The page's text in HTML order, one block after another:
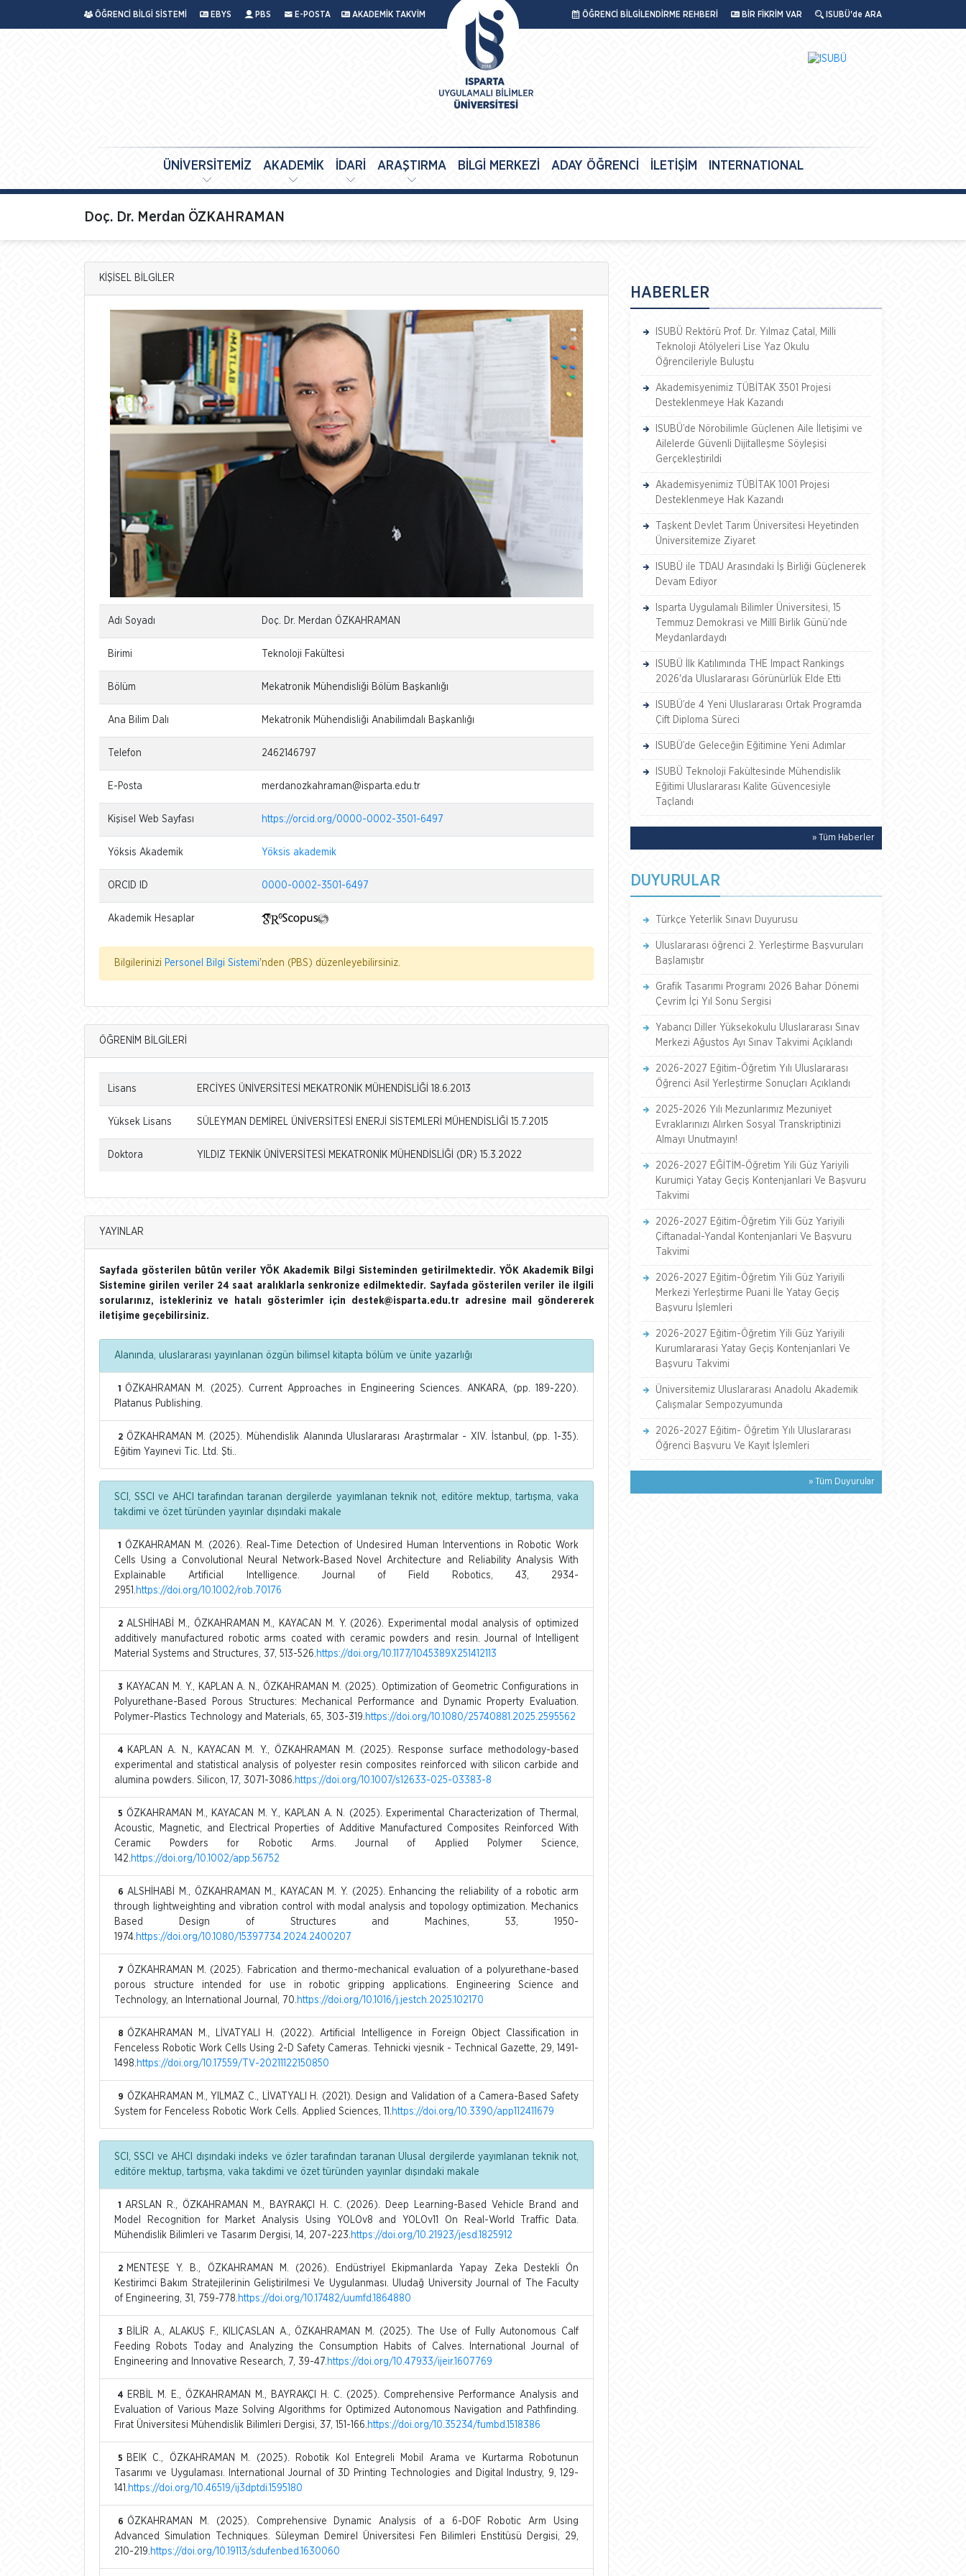
ÖĞRENCİ BİLGİ SİSTEMİ EBYS PBS E-POSTA AKADEMİK TAKVİM ÖĞRENCİ BİLGİLENDİRME REHBERİ BİR FİKRİM VAR ISUBÜ'de ARA
ÜNİVERSİTEMİZ AKADEMİK İDARİ ARAŞTIRMA BİLGİ MERKEZİ ADAY ÖĞRENCİ İLETİŞİM INTERNATIONAL
Doç. Dr. Merdan ÖZKAHRAMAN
KİŞİSEL BİLGİLER
Adı Soyadı Doç. Dr. Merdan ÖZKAHRAMAN
Birimi Teknoloji Fakültesi
Bölüm Mekatronik Mühendisliği Bölüm Başkanlığı
Ana Bilim Dalı Mekatronik Mühendisliği Anabilimdalı Başkanlığı
Telefon 2462146797
E-Posta merdanozkahraman@isparta.edu.tr
Kişisel Web Sayfası https://orcid.org/0000-0002-3501-6497
Yöksis Akademik Yöksis akademik
ORCID ID 0000-0002-3501-6497
Akademik Hesaplar
Bilgilerinizi Personel Bilgi Sistemi'nden (PBS) düzenleyebilirsiniz.
ÖĞRENİM BİLGİLERİ
Lisans ERCİYES ÜNİVERSİTESİ MEKATRONİK MÜHENDİSLİĞİ 18.6.2013
Yüksek Lisans SÜLEYMAN DEMİREL ÜNİVERSİTESİ ENERJİ SİSTEMLERİ MÜHENDİSLİĞİ 15.7.2015
Doktora YILDIZ TEKNİK ÜNİVERSİTESİ MEKATRONİK MÜHENDİSLİĞİ (DR) 15.3.2022
YAYINLAR
Sayfada gösterilen bütün veriler YÖK Akademik Bilgi Sisteminden getirilmektedir. YÖK Akademik Bilgi
Sistemine girilen veriler 24 saat aralıklarla senkronize edilmektedir. Sayfada gösterilen veriler ile ilgili
sorularınız, istekleriniz ve hatalı gösterimler için destek@isparta.edu.tr adresine mail göndererek
iletişime geçebilirsiniz.
Alanında, uluslararası yayınlanan özgün bilimsel kitapta bölüm ve ünite yazarlığı
1
ÖZKAHRAMAN M. (2025). Current Approaches in Engineering Sciences. ANKARA, (pp. 189-220).
Platanus Publishing.
2 ÖZKAHRAMAN M. (2025). Mühendislik Alanında Uluslararası Araştırmalar - XIV. İstanbul, (pp. 1-35).
Eğitim Yayınevi Tic. Ltd. Şti..
SCI, SSCI ve AHCI tarafından taranan dergilerde yayımlanan teknik not, editöre mektup, tartışma, vaka
takdimi ve özet türünden yayınlar dışındaki makale
1
ÖZKAHRAMAN M. (2026). Real‐Time Detection of Undesired Human Interventions in Robotic Work
Cells Using a Convolutional Neural Network‐Based Novel Architecture and Reliability Analysis With
Explainable Artificial Intelligence. Journal of Field Robotics, 43, 2934-
2951. https://doi.org/10.1002/rob.70176
2 ALSHİHABİ M., ÖZKAHRAMAN M., KAYACAN M. Y. (2026). Experimental modal analysis of optimized
additively manufactured robotic arms coated with ceramic powders and resin. Journal of Intelligent
Material Systems and Structures, 37, 513-526. https://doi.org/10.1177/1045389X251412113
3
KAYACAN M. Y., KAPLAN A. N., ÖZKAHRAMAN M. (2025). Optimization of Geometric Configurations in
Polyurethane-Based Porous Structures: Mechanical Performance and Dynamic Property Evaluation.
Polymer-Plastics Technology and Materials, 65, 303-319. https://doi.org/10.1080/25740881.2025.2595562
4
KAPLAN A. N., KAYACAN M. Y., ÖZKAHRAMAN M. (2025). Response surface methodology-based
experimental and statistical analysis of polyester resin composites reinforced with silicon carbide and
alumina powders. Silicon, 17, 3071-3086. https://doi.org/10.1007/s12633-025-03383-8
5 ÖZKAHRAMAN M., KAYACAN M. Y., KAPLAN A. N. (2025). Experimental Characterization of Thermal,
Acoustic, Magnetic, and Electrical Properties of Additive Manufactured Composites Reinforced With
Ceramic Powders for Robotic Arms. Journal of Applied Polymer Science,
142. https://doi.org/10.1002/app.56752
6 ALSHİHABİ M., ÖZKAHRAMAN M., KAYACAN M. Y. (2025). Enhancing the reliability of a robotic arm
through lightweighting and vibration control with modal analysis and topology optimization. Mechanics
Based Design of Structures and Machines, 53, 1950-
1974. https://doi.org/10.1080/15397734.2024.2400207
7 ÖZKAHRAMAN M. (2025). Fabrication and thermo-mechanical evaluation of a polyurethane-based
porous structure intended for use in robotic gripping applications. Engineering Science and
Technology, an International Journal, 70. https://doi.org/10.1016/j.jestch.2025.102170
8 ÖZKAHRAMAN M., LİVATYALI H. (2022). Artificial Intelligence in Foreign Object Classification in
Fenceless Robotic Work Cells Using 2-D Safety Cameras. Tehnicki vjesnik - Technical Gazette, 29, 1491-
1498. https://doi.org/10.17559/TV-20211122150850
9 ÖZKAHRAMAN M., YILMAZ C., LİVATYALI H. (2021). Design and Validation of a Camera-Based Safety
System for Fenceless Robotic Work Cells. Applied Sciences, 11. https://doi.org/10.3390/app112411679
SCI, SSCI ve AHCI dışındaki indeks ve özler tarafından taranan Ulusal dergilerde yayımlanan teknik not,
editöre mektup, tartışma, vaka takdimi ve özet türünden yayınlar dışındaki makale
1
ARSLAN R., ÖZKAHRAMAN M., BAYRAKÇI H. C. (2026). Deep Learning-Based Vehicle Brand and
Model Recognition for Market Analysis Using YOLOv8 and YOLOv11 On Real-World Traffic Data.
Mühendislik Bilimleri ve Tasarım Dergisi, 14, 207-223. https://doi.org/10.21923/jesd.1825912
2 MENTEŞE Y. B., ÖZKAHRAMAN M. (2026). Endüstriyel Ekipmanlarda Yapay Zeka Destekli Ön
Kestirimci Bakım Stratejilerinin Geliştirilmesi Ve Uygulanması. Uludağ University Journal of The Faculty
of Engineering, 31, 759-778. https://doi.org/10.17482/uumfd.1864880
3
BİLİR A., ALAKUŞ F., KILIÇASLAN A., ÖZKAHRAMAN M. (2025). The Use of Fully Autonomous Calf
Feeding Robots Today and Analyzing the Consumption Habits of Calves. International Journal of
Engineering and Innovative Research, 7, 39-47. https://doi.org/10.47933/ijeir.1607769
4
ERBİL M. E., ÖZKAHRAMAN M., BAYRAKÇI H. C. (2025). Comprehensive Performance Analysis and
Evaluation of Various Maze Solving Algorithms for Optimized Autonomous Navigation and Pathfinding.
Fırat Üniversitesi Mühendislik Bilimleri Dergisi, 37, 151-166. https://doi.org/10.35234/fumbd.1518386
5
BEIK C., ÖZKAHRAMAN M. (2025). Robotik Kol Entegreli Mobil Arama ve Kurtarma Robotunun
Tasarımı ve Uygulaması. International Journal of 3D Printing Technologies and Digital Industry, 9, 129-
141. https://doi.org/10.46519/ij3dptdi.1595180
6 ÖZKAHRAMAN M. (2025). Comprehensive Dynamic Analysis of a 6-DOF Robotic Arm Using
Advanced Simulation Techniques. Süleyman Demirel Üniversitesi Fen Bilimleri Enstitüsü Dergisi, 29,
210-219. https://doi.org/10.19113/sdufenbed.1630060
HABERLER
ISUBÜ Rektörü Prof. Dr. Yılmaz Çatal, Milli
Teknoloji Atölyeleri Lise Yaz Okulu
Öğrencileriyle Buluştu
Akademisyenimiz TÜBİTAK 3501 Projesi
Desteklenmeye Hak Kazandı
ISUBÜ’de Nörobilimle Güçlenen Aile İletişimi ve
Ailelerde Güvenli Dijitalleşme Söyleşisi
Gerçekleştirildi
Akademisyenimiz TÜBİTAK 1001 Projesi
Desteklenmeye Hak Kazandı
Taşkent Devlet Tarım Üniversitesi Heyetinden
Üniversitemize Ziyaret
ISUBÜ ile TDAU Arasındaki İş Birliği Güçlenerek
Devam Ediyor
Isparta Uygulamalı Bilimler Üniversitesi, 15
Temmuz Demokrasi ve Millî Birlik Günü’nde
Meydanlardaydı
ISUBÜ İlk Katılımında THE Impact Rankings
2026'da Uluslararası Görünürlük Elde Etti
ISUBÜ’de 4 Yeni Uluslararası Ortak Programda
Çift Diploma Süreci
ISUBÜ’de Geleceğin Eğitimine Yeni Adımlar
ISUBÜ Teknoloji Fakültesinde Mühendislik
Eğitimi Uluslararası Kalite Güvencesiyle
Taçlandı
» Tüm Haberler
DUYURULAR
Türkçe Yeterlik Sınavı Duyurusu
Uluslararası öğrenci 2. Yerleştirme Başvuruları
Başlamıştır
Grafik Tasarımı Programı 2026 Bahar Dönemi
Çevrim İçi Yıl Sonu Sergisi
Yabancı Diller Yüksekokulu Uluslararası Sınav
Merkezi Ağustos Ayı Sınav Takvimi Açıklandı
2026-2027 Eğitim-Öğretim Yılı Uluslararası
Öğrenci Asil Yerleştirme Sonuçları Açıklandı
2025-2026 Yılı Mezunlarımız Mezuniyet
Evraklarınızı Alırken Sosyal Transkriptinizi
Almayı Unutmayın!
2026-2027 EĞİTİM-Öğretim Yili Güz Yariyili
Kurumiçi Yatay Geçiş Kontenjanlari Ve Başvuru
Takvimi
2026-2027 Eğitim-Öğretim Yili Güz Yariyili
Çiftanadal-Yandal Kontenjanlari Ve Başvuru
Takvimi
2026-2027 Eğitim-Öğretim Yili Güz Yariyili
Merkezi Yerleştirme Puani İle Yatay Geçiş
Başvuru İşlemleri
2026-2027 Eğitim-Öğretim Yili Güz Yariyili
Kurumlararasi Yatay Geçiş Kontenjanlari Ve
Başvuru Takvimi
Üniversitemiz Uluslararası Anadolu Akademik
Çalışmalar Sempozyumunda
2026-2027 Eğitim- Öğretim Yılı Uluslararası
Öğrenci Başvuru Ve Kayıt İşlemleri
» Tüm Duyurular